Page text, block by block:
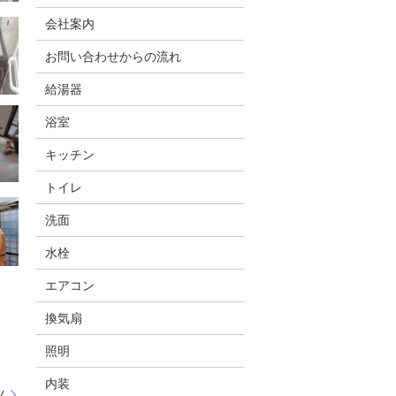
会社案内
お問い合わせからの流れ
給湯器
浴室
キッチン
トイレ
洗面
水栓
エアコン
換気扇
照明
内装